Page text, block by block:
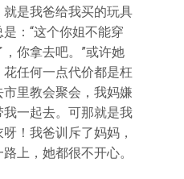
是我爸给我买的玩具
：“这个你姐不能穿
你拿去吧。”或许她
任何一点代价都是枉
里教会聚会，我妈嫌
一起去。可那就是我
！我爸训斥了妈妈，
上，她都很不开心。